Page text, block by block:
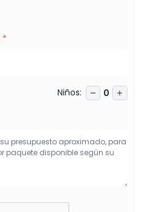
*
Niños: 0